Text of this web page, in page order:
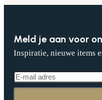
Meld je aan voor
Inspiratie, nieuwe items